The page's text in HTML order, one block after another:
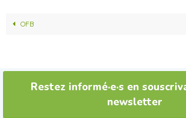
OFB
Restez informé·e·s en
newsletter